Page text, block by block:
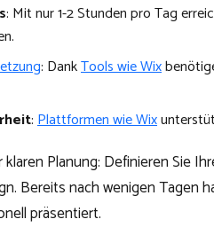
: Mit nur 1-2 Stunden pro Tag
: DankTools wie Wix
:Plattformen wie Wix
Planung: Definieren Sie
Bereits nach wenigen Tagen
präsentiert.